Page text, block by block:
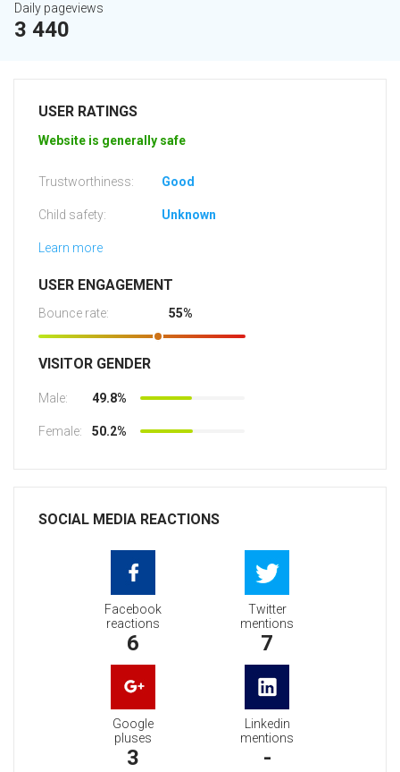
Daily pageviews
3 440
USER RATINGS
Website is generally safe
Trustworthiness: Good
Child safety: Unknown
Learn more
USER ENGAGEMENT
Bounce rate: 55%
VISITOR GENDER
Male: 49.8%
Female: 50.2%
SOCIAL MEDIA REACTIONS
Facebook
reactions
6
Twitter
mentions
7
Google
pluses
3
Linkedin
mentions
-